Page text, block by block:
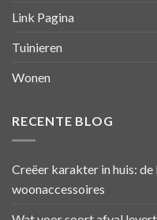
Link Pagina
Tuinieren
Wonen
RECENTE BLOG
Creëer karakter in huis:
woonaccessoires